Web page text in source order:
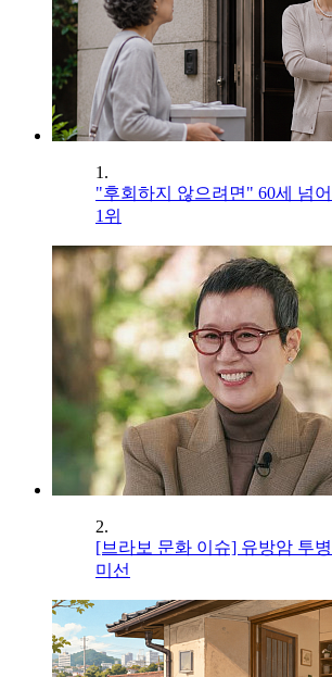
1.
"후회하지 않으려면" 60세 넘
1위
2.
[브라보 문화 이슈] 유방암 투
미선